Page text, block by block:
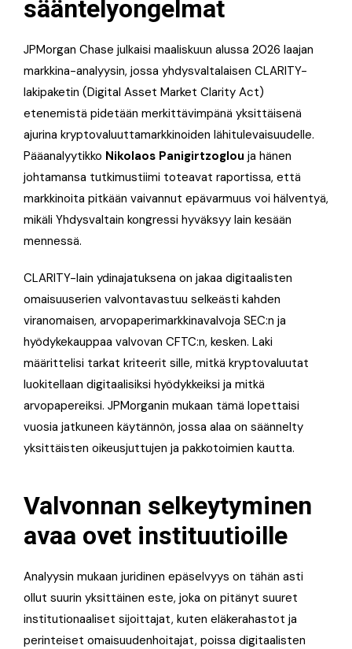
sääntelyongelmat
JPMorgan Chase julkaisi maaliskuun alussa 2026 laajan
markkina-analyysin, jossa yhdysvaltalaisen CLARITY-
lakipaketin (Digital Asset Market Clarity Act)
etenemistä pidetään merkittävimpänä yksittäisenä
ajurina kryptovaluuttamarkkinoiden lähitulevaisuudelle.
Pääanalyytikko Nikolaos Panigirtzoglou ja hänen
johtamansa tutkimustiimi toteavat raportissa, että
markkinoita pitkään vaivannut epävarmuus voi hälventyä,
mikäli Yhdysvaltain kongressi hyväksyy lain kesään
mennessä.
CLARITY-lain ydinajatuksena on jakaa digitaalisten
omaisuuserien valvontavastuu selkeästi kahden
viranomaisen, arvopaperimarkkinavalvoja SEC:n ja
hyödykekauppaa valvovan CFTC:n, kesken. Laki
määrittelisi tarkat kriteerit sille, mitkä kryptovaluutat
luokitellaan digitaalisiksi hyödykkeiksi ja mitkä
arvopapereiksi. JPMorganin mukaan tämä lopettaisi
vuosia jatkuneen käytännön, jossa alaa on säännelty
yksittäisten oikeusjuttujen ja pakkotoimien kautta.
Valvonnan selkeytyminen
avaa ovet instituutioille
Analyysin mukaan juridinen epäselvyys on tähän asti
ollut suurin yksittäinen este, joka on pitänyt suuret
institutionaaliset sijoittajat, kuten eläkerahastot ja
perinteiset omaisuudenhoitajat, poissa digitaalisten